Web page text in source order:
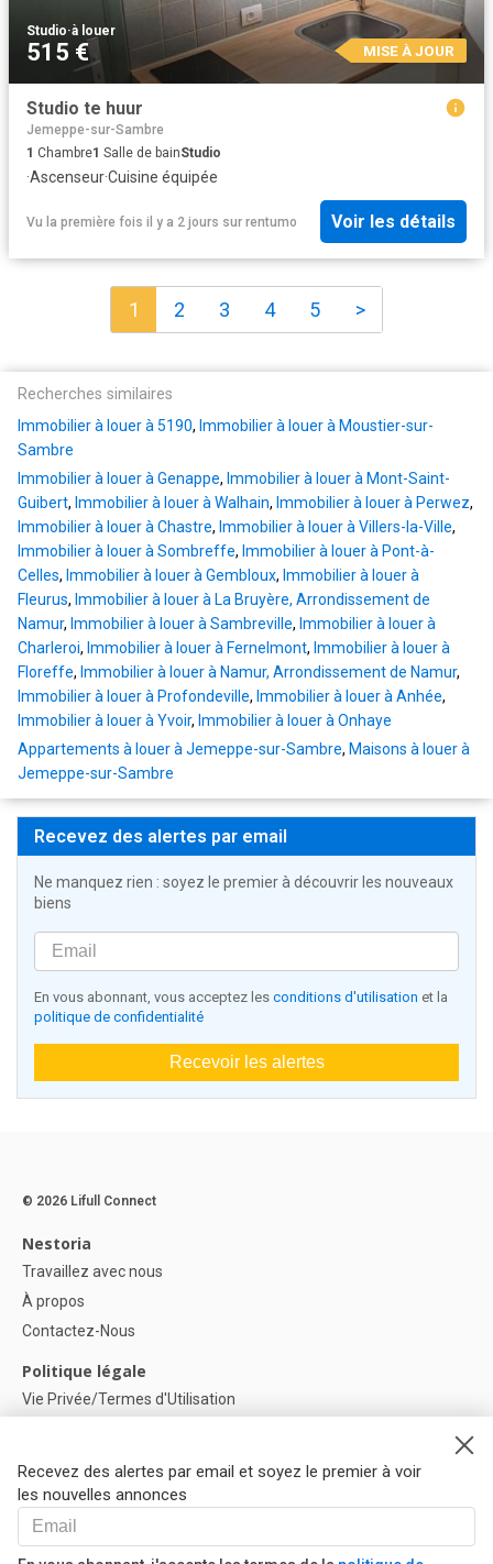
Studio·à louer
515 € MISE À JOUR
Studio te huur
Jemeppe-sur-Sambre
1 Chambre1 Salle de bainStudio
·Ascenseur·Cuisine équipée
Vu la première fois il y a 2 jours sur rentumo Voir les détails
1 2 3 4 5 >
Recherches similaires
Immobilier à louer à 5190, Immobilier à louer à Moustier-sur-
Sambre
Immobilier à louer à Genappe, Immobilier à louer à Mont-Saint-
Guibert, Immobilier à louer à Walhain, Immobilier à louer à Perwez,
Immobilier à louer à Chastre, Immobilier à louer à Villers-la-Ville,
Immobilier à louer à Sombreffe, Immobilier à louer à Pont-à-
Celles, Immobilier à louer à Gembloux, Immobilier à louer à
Fleurus, Immobilier à louer à La Bruyère, Arrondissement de
Namur, Immobilier à louer à Sambreville, Immobilier à louer à
Charleroi, Immobilier à louer à Fernelmont, Immobilier à louer à
Floreffe, Immobilier à louer à Namur, Arrondissement de Namur,
Immobilier à louer à Profondeville, Immobilier à louer à Anhée,
Immobilier à louer à Yvoir, Immobilier à louer à Onhaye
Appartements à louer à Jemeppe-sur-Sambre, Maisons à louer à
Jemeppe-sur-Sambre
Recevez des alertes par email
Ne manquez rien : soyez le premier à découvrir les nouveaux
biens
En vous abonnant, vous acceptez les conditions d'utilisation et la
politique de confidentialité
Recevoir les alertes
Recevez des alertes par email et soyez le premier à voir
les nouvelles annonces
© 2026 Lifull Connect
Nestoria
Travaillez avec nous
À propos
Contactez-Nous
Politique légale
Vie Privée/Termes d'Utilisation
Paramètres des cookies
Aide
FAQ